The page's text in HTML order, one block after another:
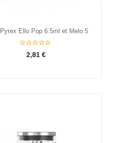
Ello Pop 6.5ml et Melo 5
2,81 €